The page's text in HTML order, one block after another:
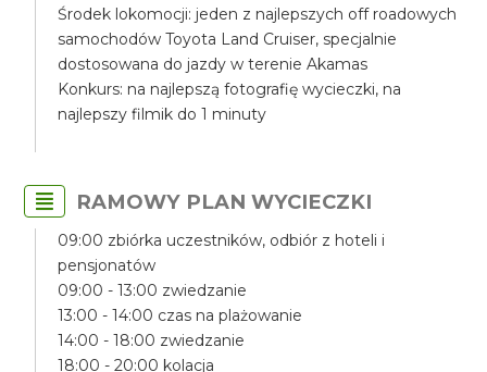
Środek lokomocji: jeden z najlepszych off roadowych
samochodów Toyota Land Cruiser, specjalnie
dostosowana do jazdy w terenie Akamas
Konkurs: na najlepszą fotografię wycieczki, na
najlepszy filmik do 1 minuty
RAMOWY PLAN WYCIECZKI
09:00 zbiórka uczestników, odbiór z hoteli i
pensjonatów
09:00 - 13:00 zwiedzanie
13:00 - 14:00 czas na plażowanie
14:00 - 18:00 zwiedzanie
18:00 - 20:00 kolacja